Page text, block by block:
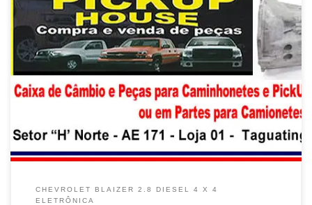
Chevrolet Blaizer 2.8 4 x 4 a Diesel , vende motor completo em
Taguatinga / DF Chevrolet Blaizer 2.8 4 x 4 a Diesel , vende Caixa
de Câmbio completa em Taguatinga / DF Chevrolet Blaizer ,
vende motor de partida e alternador em Taguatinga / DF
Chevrolet Blaizer , […]
CHEVROLET BLAIZER 2.8 DIESEL 4 X 4
ELETRÔNICA